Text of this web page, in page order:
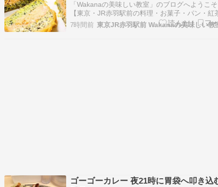
イ、真鯛と帆立クネル他
「Wakanaの美味しい教室」のブログへようこ
【東京・JR赤羽駅前の料理・お菓子・パン・紅
室】池袋9分、新宿14分、大宮15分、渋谷20分
京16分、浜松町24分好アクセス！ 【プライベ
7時間前
ゴーゴーカレー 夜21時に胃袋へ叩き込